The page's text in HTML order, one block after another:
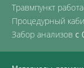
Травмпункт
Процедурный
Забор анализов с